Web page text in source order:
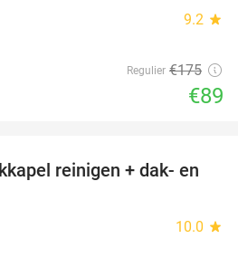
9.2 star
Regulier €175
€89
41%
reinigen + dak- en
10.0 star